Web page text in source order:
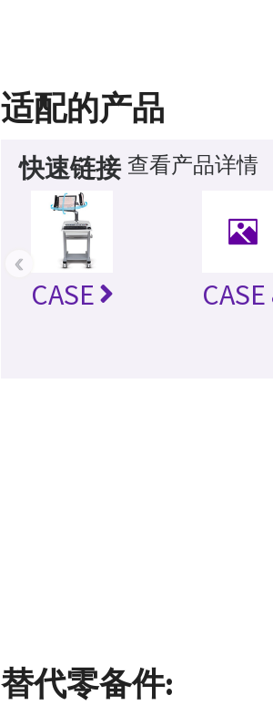
适配的产品
快速链接 查看产品详情
CASE
‹
替代零备件: